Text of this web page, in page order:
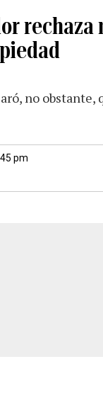
no obstante,
pm